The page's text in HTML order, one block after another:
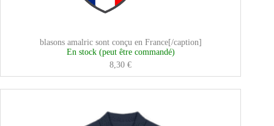
blasons amalric sont conçu en France[/caption]
En stock (peut être commandé)
8,30€